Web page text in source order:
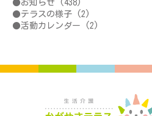
お知らせ (438)
テラスの様子 (2)
活動カレンダー (2)